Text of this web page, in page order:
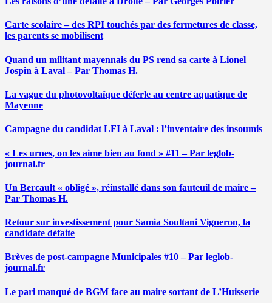
Carte scolaire – des RPI touchés par des fermetures de classe,
les parents se mobilisent
Quand un militant mayennais du PS rend sa carte à Lionel
Jospin à Laval – Par Thomas H.
La vague du photovoltaïque déferle au centre aquatique de
Mayenne
Campagne du candidat LFI à Laval : l’inventaire des insoumis
« Les urnes, on les aime bien au fond » #11 – Par leglob-
journal.fr
Un Bercault « obligé », réinstallé dans son fauteuil de maire –
Par Thomas H.
Retour sur investissement pour Samia Soultani Vigneron, la
candidate défaite
Brèves de post-campagne Municipales #10 – Par leglob-
journal.fr
Le pari manqué de BGM face au maire sortant de L’Huisserie